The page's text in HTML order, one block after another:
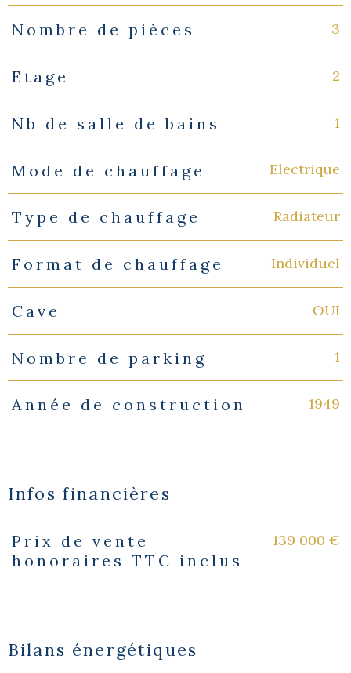
Nombre de pièces 3
Etage 2
Nb de salle de bains 1
Mode de chauffage Electrique
Type de chauffage Radiateur
Format de chauffage Individuel
Cave OUI
Nombre de parking 1
Année de construction 1949
Infos financières
Caractéristiques Valeurs
Prix de vente
honoraires TTC inclus
139 000 €
Bilans énergétiques